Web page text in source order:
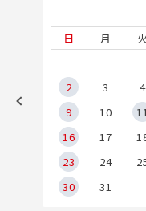
日
月 火
2
3 4
9
10 11
16
17
23
24
30
31